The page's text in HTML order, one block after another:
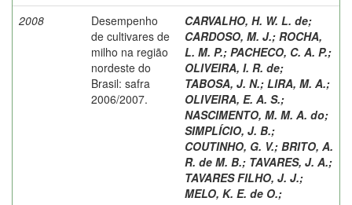
2008
Desempenho
de cultivares de
milho na região
nordeste do
Brasil: safra
2006/2007.
CARVALHO, H. W. L. de;
CARDOSO, M. J.; ROCHA,
L. M. P.; PACHECO, C. A. P.;
OLIVEIRA, I. R. de;
TABOSA, J. N.; LIRA, M. A.;
OLIVEIRA, E. A. S.;
NASCIMENTO, M. M. A. do;
SIMPLÍCIO, J. B.;
COUTINHO, G. V.; BRITO, A.
R. de M. B.; TAVARES, J. A.;
TAVARES FILHO, J. J.;
MELO, K. E. de O.;